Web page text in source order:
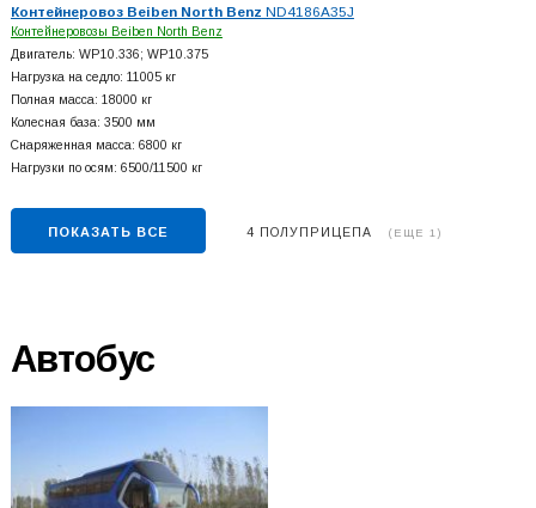
Контейнеровоз Beiben North Benz ND4186A35J
Контейнеровозы Beiben North Benz
Двигатель: WP10.336; WP10.375
Нагрузка на седло: 11005 кг
Полная масса: 18000 кг
Колесная база: 3500 мм
Снаряженная масса: 6800 кг
Нагрузки по осям: 6500/11500 кг
ПОКАЗАТЬ ВСЕ 4 ПОЛУПРИЦЕПА (ЕЩЕ 1)
Автобус